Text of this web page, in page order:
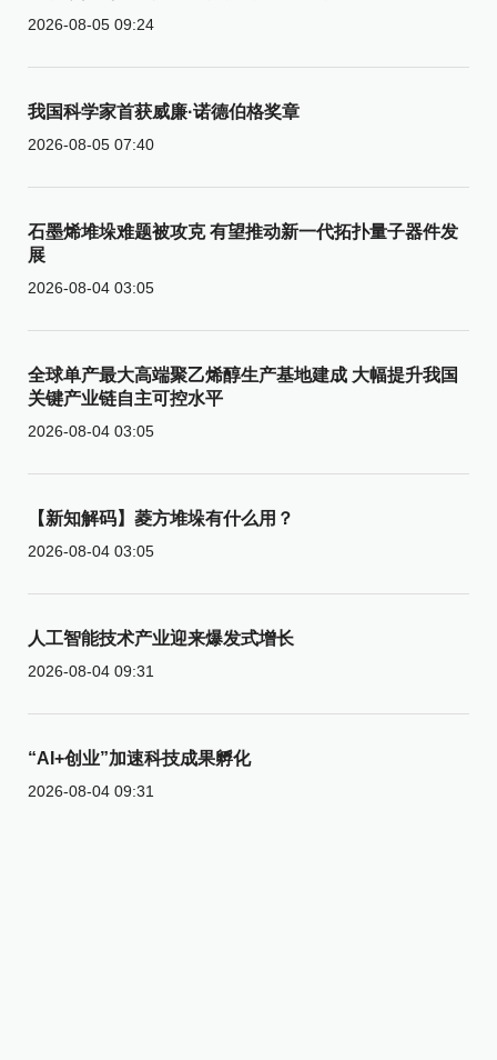
2026-08-05 09:24
我国科学家首获威廉·诺德伯格奖章
2026-08-05 07:40
石墨烯堆垛难题被攻克 有望推动新一代拓扑量子器件发
展
2026-08-04 03:05
全球单产最大高端聚乙烯醇生产基地建成 大幅提升我国
关键产业链自主可控水平
2026-08-04 03:05
【新知解码】菱方堆垛有什么用？
2026-08-04 03:05
人工智能技术产业迎来爆发式增长
2026-08-04 09:31
“AI+创业”加速科技成果孵化
2026-08-04 09:31